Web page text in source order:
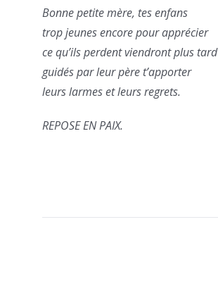
Bonne petite mère, tes enfans
trop jeunes encore pour apprécier
ce qu’ils perdent viendront plus tard
guidés par leur père t’apporter
leurs larmes et leurs regrets.
REPOSE EN PAIX.